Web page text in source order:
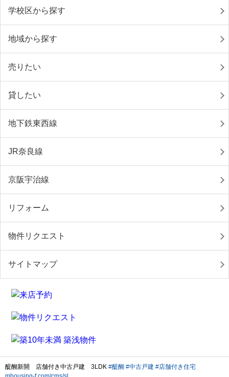
学校区から探す
地域から探す
売りたい
貸したい
地下鉄東西線
JR奈良線
京阪宇治線
リフォーム
物件リクエスト
サイトマップ